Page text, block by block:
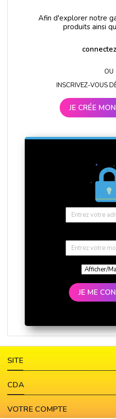
Afin d'explorer notre
produits ainsi
OU
INSCRIVEZ-VOUS
JE CRÉE
Afficher/
JE ME
SITE
CDA
VOTRE COMPTE